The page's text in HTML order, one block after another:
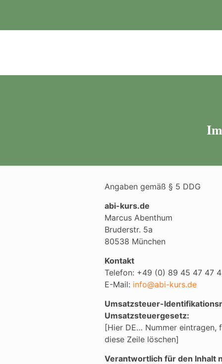
Angaben gemäß § 5 DDG
abi-kurs.de
Marcus Abenthum
Bruderstr. 5a
80538 München
Kontakt
Telefon: +49 (0) 89 45 47 47
E-Mail: info@abi-kurs.de
Umsatzsteuer-
Umsatzsteuergesetz:
[Hier DE… Nummer eintragen,
diese Zeile löschen]
Verantwortlich für den Inhalt